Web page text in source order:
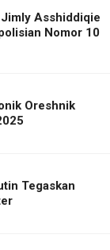
Jimly Asshiddiqie
Nomor 10
Oreshnik
Tegaskan